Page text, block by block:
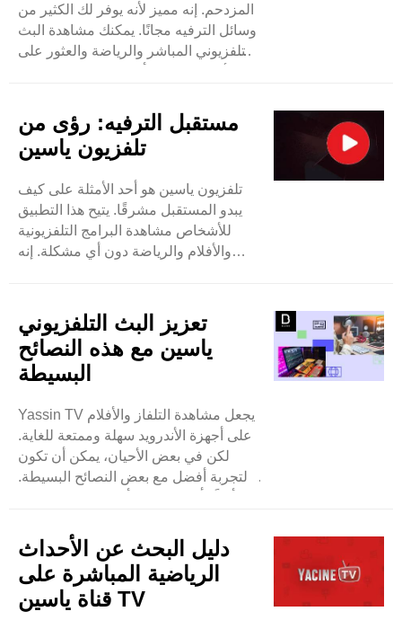
المزدحم. إنه مميز لأنه يوفر لك الكثير من
وسائل الترفيه مجانًا. يمكنك مشاهدة البث
التلفزيوني المباشر والرياضة والعثور على
مشاهدته أمرًا سهلاً للجميع. على عكس
بعض التطبيقات، لا ..
مستقبل الترفيه: رؤى من
تلفزيون ياسين
تلفزيون ياسين هو أحد الأمثلة على كيف
يبدو المستقبل مشرقًا. يتيح هذا التطبيق
للأشخاص مشاهدة البرامج التلفزيونية
والأفلام والرياضة دون أي مشكلة. إنه
وهذا يجعله جيدًا جدًا للأشخاص الذين
يحبون العثور على أشياء ..
تعزيز البث التلفزيوني
ياسين مع هذه النصائح
البسيطة
Yassin TV يجعل مشاهدة التلفاز والأفلام
على أجهزة الأندرويد سهلة وممتعة للغاية.
لكن في بعض الأحيان، يمكن أن تكون
التجربة أفضل مع بعض النصائح البسيطة.
المؤقت وتشغيل مقاطع الفيديو بسلاسة.
حاول أيضًا استخدام تلفزيون ..
دليل البحث عن الأحداث
الرياضية المباشرة على
قناة ياسين TV